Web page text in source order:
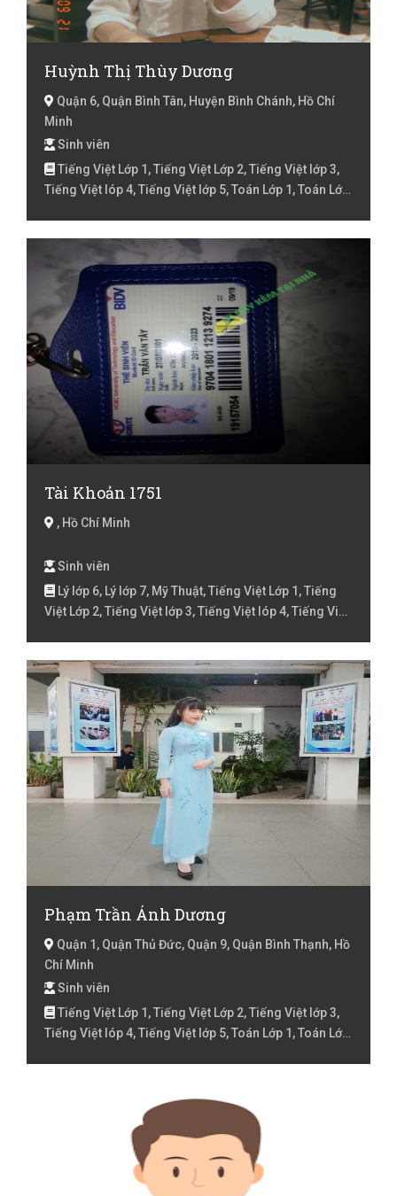
Huỳnh Thị Thùy Dương
Quận 6, Quận Bình Tân, Huyện Bình Chánh, Hồ Chí
Minh
Sinh viên
Tiếng Việt Lớp 1, Tiếng Việt Lớp 2, Tiếng Việt lớp 3,
Tiếng Việt lóp 4, Tiếng Việt lớp 5, Toán Lớp 1, Toán Lớp
Tài Khoản 1751
, Hồ Chí Minh
Sinh viên
Lý lớp 6, Lý lớp 7, Mỹ Thuật, Tiếng Việt Lớp 1, Tiếng
Việt Lớp 2, Tiếng Việt lớp 3, Tiếng Việt lóp 4, Tiếng Việt
Văn lớp 8, Vẽ, Địa Lý lớp 6, Địa Lý lớp 7, Địa Lý lớp 8, Địa
Lý lớp 9
Phạm Trần Ánh Dương
Quận 1, Quận Thủ Đức, Quận 9, Quận Bình Thạnh, Hồ
Chí Minh
Sinh viên
Tiếng Việt Lớp 1, Tiếng Việt Lớp 2, Tiếng Việt lớp 3,
Tiếng Việt lóp 4, Tiếng Việt lớp 5, Toán Lớp 1, Toán Lớp